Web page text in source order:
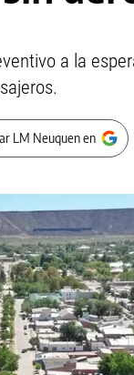
a la
LM Neuquen en